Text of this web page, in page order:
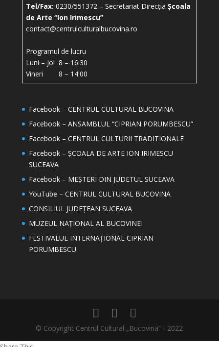
Tel/Fax: 0230/551372 – Secretariat Direcția Școala
de Arte “Ion Irimescu”
contact@centrulculturalbucovina.ro
Programul de lucru
Luni – Joi 8 – 16:30
Vineri 8 – 14:00
Facebook – CENTRUL CULTURAL BUCOVINA
Facebook – ANSAMBLUL “CIPRIAN PORUMBESCU”
Facebook – CENTRUL CULTURII TRADITIONALE
Facebook – ȘCOALA DE ARTE ION IRIMESCU
SUCEAVA
Facebook – MEȘTERI DIN JUDETUL SUCEAVA
YouTube – CENTRUL CULTURAL BUCOVINA
CONSILIUL JUDEȚEAN SUCEAVA
MUZEUL NAȚIONAL AL BUCOVINEI
FESTIVALUL INTERNAȚIONAL CIPRIAN
PORUMBESCU
© Copyright Centrul Cultural „Bucovina” - 2022